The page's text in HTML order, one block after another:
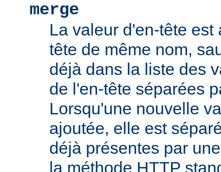
merge
La valeur d'en-tête est
tête de même nom,
déjà dans la liste des
de l'en-tête séparées
Lorsqu'une nouvelle
ajoutée, elle est
déjà présentes par
la méthode HTTP